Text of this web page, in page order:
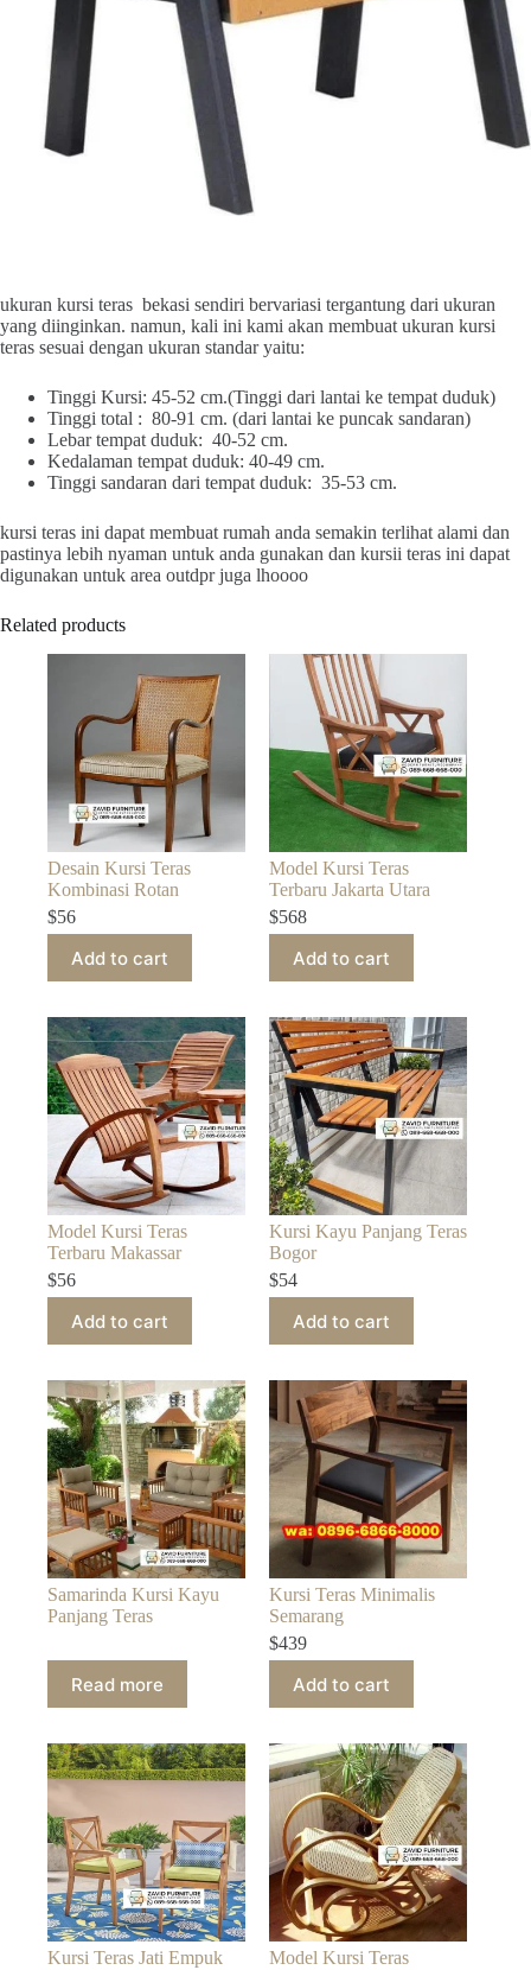
ukuran kursi teras bekasi sendiri bervariasi tergantung dari ukuran
yang diinginkan. namun, kali ini kami akan membuat ukuran kursi
teras sesuai dengan ukuran standar yaitu:
Tinggi Kursi: 45-52 cm.(Tinggi dari lantai ke tempat duduk)
Tinggi total : 80-91 cm. (dari lantai ke puncak sandaran)
Lebar tempat duduk: 40-52 cm.
Kedalaman tempat duduk: 40-49 cm.
Tinggi sandaran dari tempat duduk: 35-53 cm.
kursi teras ini dapat membuat rumah anda semakin terlihat alami dan
pastinya lebih nyaman untuk anda gunakan dan kursii teras ini dapat
digunakan untuk area outdpr juga lhoooo
Related products
Desain Kursi Teras
Kombinasi Rotan
$56
Add to cart
Model Kursi Teras
Terbaru Jakarta Utara
$568
Add to cart
Model Kursi Teras
Terbaru Makassar
$56
Add to cart
Kursi Kayu Panjang Teras
Bogor
$54
Add to cart
Samarinda Kursi Kayu
Panjang Teras
Read more
Kursi Teras Minimalis
Semarang
$439
Add to cart
Kursi Teras Jati Empuk
Model Kursi Teras